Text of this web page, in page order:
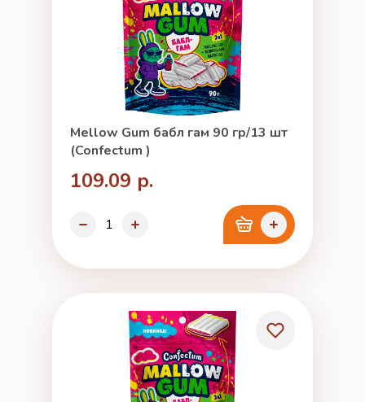
Mellow Gum бабл гам 90 гр/13 шт
(Confectum )
109.09 р.